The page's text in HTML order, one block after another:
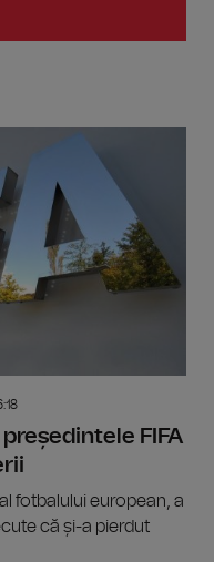
FIFA
fotbalului european, a
că și-a pierdut